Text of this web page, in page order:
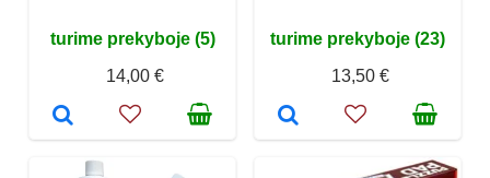
turime prekyboje (5)
14,00 €
turime prekyboje (23)
13,50 €